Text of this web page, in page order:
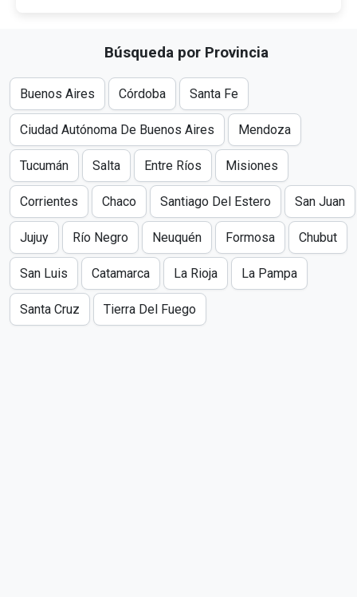
Búsqueda por Provincia
Buenos Aires Córdoba Santa Fe
Ciudad Autónoma De Buenos Aires Mendoza
Tucumán Salta Entre Ríos Misiones
Corrientes Chaco Santiago Del Estero San Juan
Jujuy Río Negro Neuquén Formosa Chubut
San Luis Catamarca La Rioja La Pampa
Santa Cruz Tierra Del Fuego